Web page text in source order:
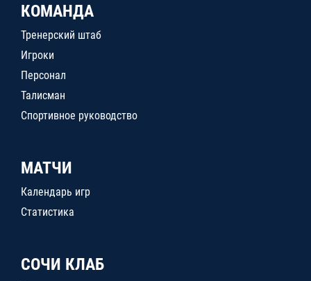
КОМАНДА
Тренерский штаб
Игроки
Персонал
Талисман
Спортивное руководство
МАТЧИ
Календарь игр
Статистика
СОЧИ КЛАБ